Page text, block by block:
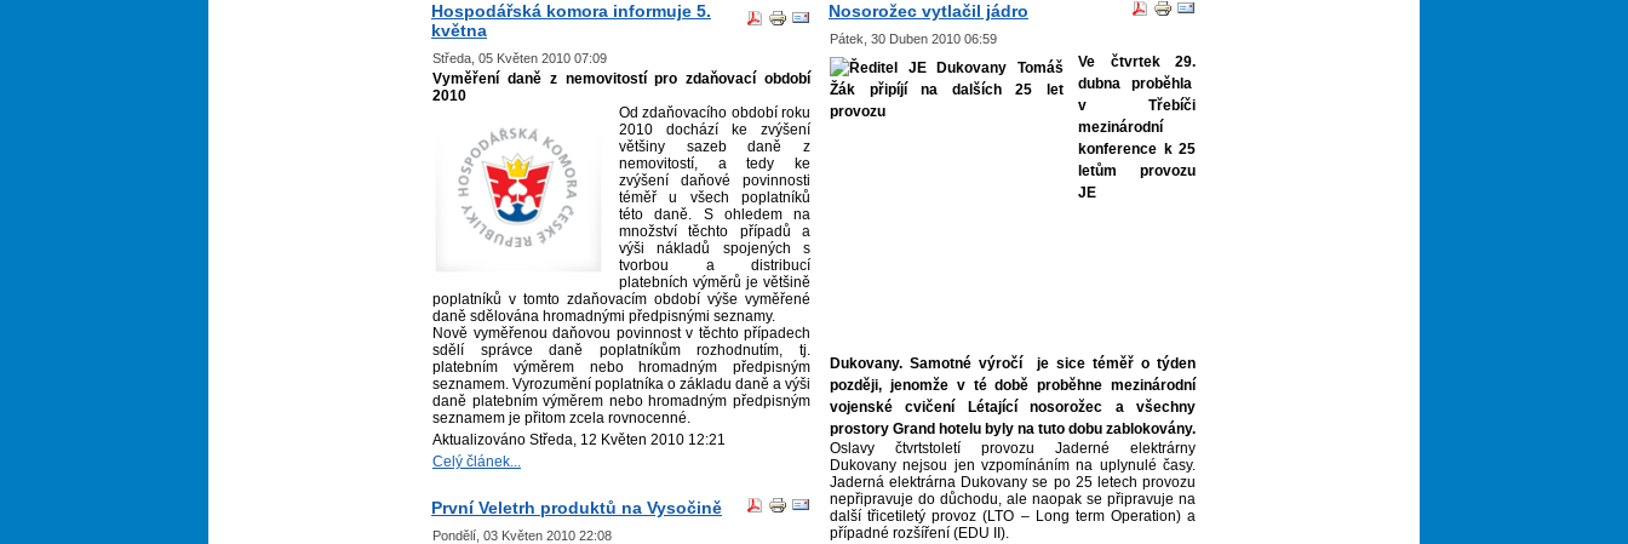
Hospodářská komora informuje 5.
května
Středa, 05 Květen 2010 07:09
Vyměření daně z nemovitostí pro zdaňovací období
2010
Od zdaňovacího období roku
2010 dochází ke zvýšení
většiny sazeb daně z
nemovitostí, a tedy ke
zvýšení daňové povinnosti
téměř u všech poplatníků
této daně. S ohledem na
množství těchto případů a
výši nákladů spojených s
tvorbou a distribucí
platebních výměrů je většině
poplatníků v tomto zdaňovacím období výše vyměřené
daně sdělována hromadnými předpisnými seznamy.
Nově vyměřenou daňovou povinnost v těchto případech
sdělí správce daně poplatníkům rozhodnutím, tj.
platebním výměrem nebo hromadným předpisným
seznamem. Vyrozumění poplatníka o základu daně a výši
daně platebním výměrem nebo hromadným předpisným
seznamem je přitom zcela rovnocenné.
Aktualizováno Středa, 12 Květen 2010 12:21
Celý článek...
První Veletrh produktů na Vysočině
Pondělí, 03 Květen 2010 22:08
Nosorožec vytlačil jádro
Pátek, 30 Duben 2010 06:59
Ve čtvrtek 29.
dubna proběhla
v Třebíči
mezinárodní
konference k 25
letům provozu
JE
Dukovany. Samotné výročí je sice téměř o týden
později, jenomže v té době proběhne mezinárodní
vojenské cvičení Létající nosorožec a všechny
prostory Grand hotelu byly na tuto dobu zablokovány.
Oslavy čtvrtstoletí provozu Jaderné elektrárny
Dukovany nejsou jen vzpomínáním na uplynulé časy.
Jaderná elektrárna Dukovany se po 25 letech provozu
nepřipravuje do důchodu, ale naopak se připravuje na
další třicetiletý provoz (LTO – Long term Operation) a
případné rozšíření (EDU II).